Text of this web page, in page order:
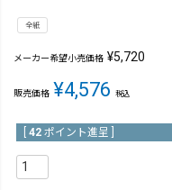
全紙
メーカー希望小売価格 ¥5,720
販売価格 ¥4,576 税込
42 ポイント進呈 ]